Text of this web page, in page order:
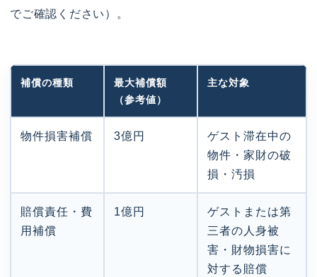
でご確認ください）。
補償の種類
最大補償額
（参考値）
主な対象
物件損害補償 3億円
ゲスト滞在中の
物件・家財の破
損・汚損
賠償責任・費
用補償
1億円
ゲストまたは第
三者の人身被
害・財物損害に
対する賠償